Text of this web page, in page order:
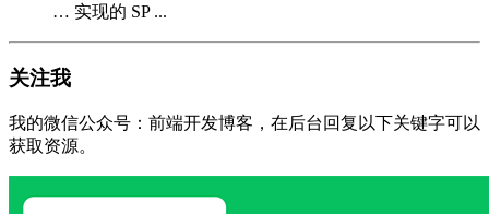
… 实现的 SP ...
关注我
我的微信公众号：前端开发博客，在后台回复以下关键字可以
获取资源。